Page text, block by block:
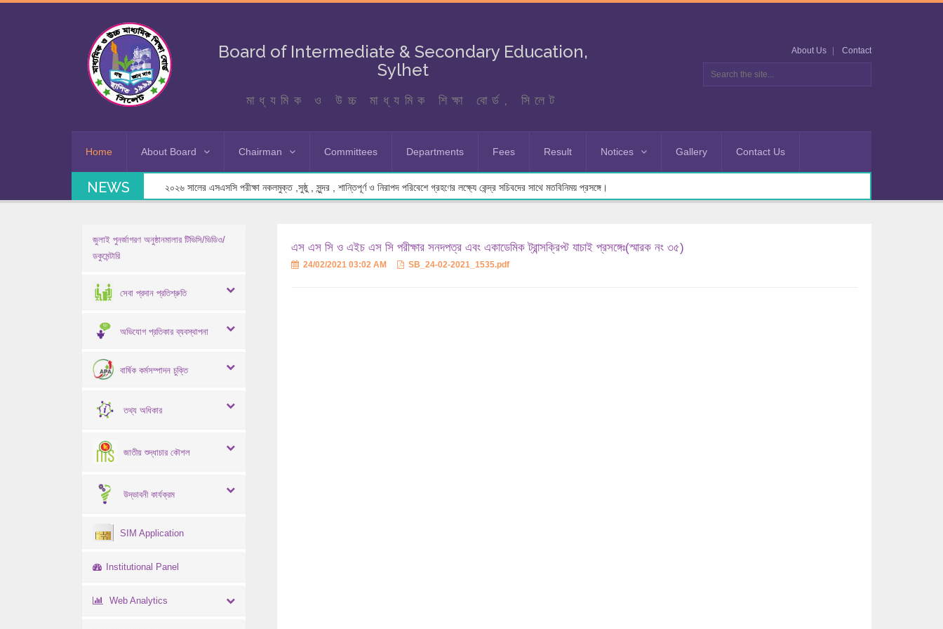
Board of Intermediate & Secondary Education,
Sylhet
মাধ্যমিক ও উচ্চ মাধ্যমিক শিক্ষা বোর্ড, সিলেট
About Us Contact
Home About Board Chairman Committees Departments Fees Result Notices Gallery Contact Us
NEWS ২০২৬ সালের এসএসসি পরীক্ষা নকলমুক্ত ,সুষ্ঠু , সুন্দর , শান্তিপূর্ণ ও নিরাপদ পরিবেশে গ্রহণের লক্ষ্যে কেন্দ্র সচিবদের সাথে মতবিনিময় প্রসঙ্গে।
জুলাই পুনর্জাগরণ অনুষ্ঠানমালার টিভিসি/ভিডিও/
ডকুমেন্টারি
সেবা প্রদান প্রতিশ্রুতি
অভিযোগ প্রতিকার ব্যবস্থাপনা
বার্ষিক কর্মসম্পাদন চুক্তি
তথ্য অধিকার
জাতীয় শুদ্ধাচার কৌশল
উদ্ভাবনী কার্যক্রম
SIM Application
Institutional Panel
Web Analytics
এস এস সি ও এইচ এস সি পরীক্ষার সনদপত্র এবং একাডেমিক ট্রান্সক্রিপ্ট যাচাই প্রসঙ্গেঃ(স্মারক নং ৩৫)
24/02/2021 03:02 AM SB_24-02-2021_1535.pdf